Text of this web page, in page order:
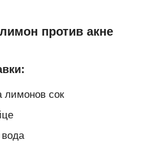
против акне
лимонов сок
вода